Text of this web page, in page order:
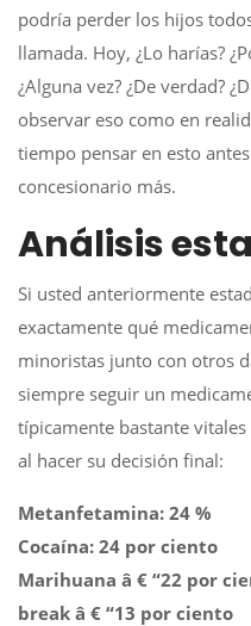
podría perder los hijos
llamada. Hoy, ¿Lo harías?
¿Alguna vez? ¿De verdad?
observar eso como en
tiempo pensar en esto
concesionario más.
Análisis
Si usted anteriormente
exactamente qué
minoristas junto con otros
siempre seguir un
típicamente bastante
al hacer su decisión final:
Metanfetamina: 24 %
Cocaína: 24 por ciento
Marihuana â € “22 por
break â € “13 por ciento